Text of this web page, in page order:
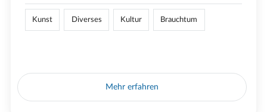
Kunst Diverses Kultur Brauchtum
Mehr erfahren